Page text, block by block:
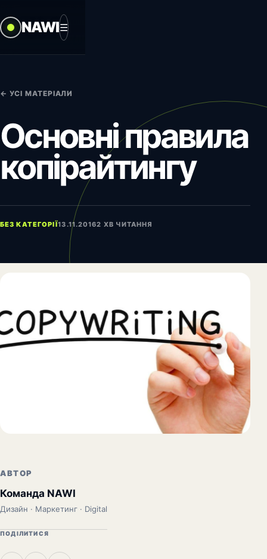
NAWI☰
← УСІ МАТЕРІАЛИ
Основні правила
копірайтингу
БЕЗ КАТЕГОРІЇ13.11.20162 ХВ ЧИТАННЯ
АВТОР
Команда NAWI
Дизайн · Маркетинг · Digital
ПОДІЛИТИСЯ